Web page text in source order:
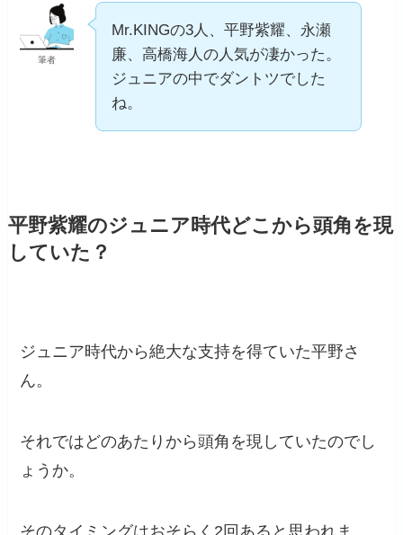
筆者
Mr.KINGの3人、平野紫耀、永瀬
廉、高橋海人の人気が凄かった。
ジュニアの中でダントツでした
ね。
平野紫耀のジュニア時代どこから頭角を現
していた？
ジュニア時代から絶大な支持を得ていた平野さ
ん。
それではどのあたりから頭角を現していたのでし
ょうか。
そのタイミングはおそらく2回あると思われま